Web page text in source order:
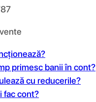
primesc banii în cont?
cu reducerile?
fac cont?